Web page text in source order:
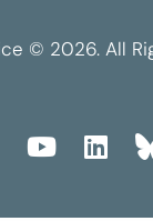
© 2026. All